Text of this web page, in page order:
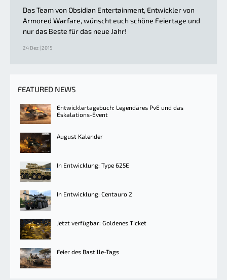
Das Team von Obsidian Entertainment, Entwickler von
Armored Warfare, wünscht euch schöne Feiertage und
nur das Beste für das neue Jahr!
24 Dez | 2015
FEATURED NEWS
Entwicklertagebuch: Legendäres PvE und das
Eskalations-Event
August Kalender
In Entwicklung: Type 625E
In Entwicklung: Centauro 2
Jetzt verfügbar: Goldenes Ticket
Feier des Bastille-Tags